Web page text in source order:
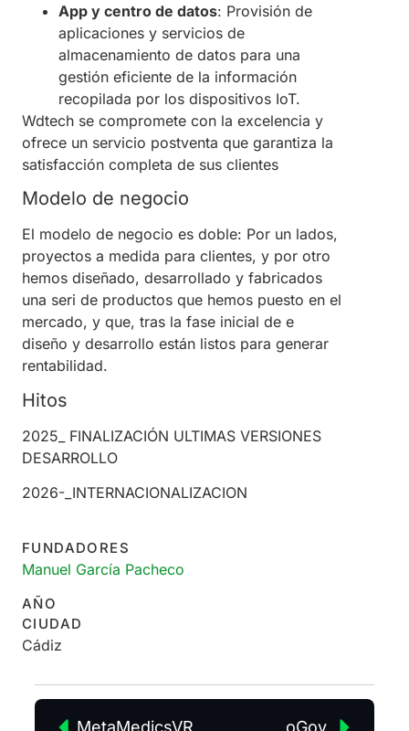
App y centro de datos: Provisión de
aplicaciones y servicios de
almacenamiento de datos para una
gestión eficiente de la información
recopilada por los dispositivos IoT. ​
Wdtech se compromete con la excelencia y
ofrece un servicio postventa que garantiza la
satisfacción completa de sus clientes
Modelo de negocio
El modelo de negocio es doble: Por un lados,
proyectos a medida para clientes, y por otro
hemos diseñado, desarrollado y fabricados
una seri de productos que hemos puesto en el
mercado, y que, tras la fase inicial de e
diseño y desarrollo están listos para generar
rentabilidad.
Hitos
2025_ FINALIZACIÓN ULTIMAS VERSIONES
DESARROLLO
2026-_INTERNACIONALIZACION
FUNDADORES
Manuel García Pacheco
AÑO
CIUDAD
Cádiz
MetaMedicsVR oGov